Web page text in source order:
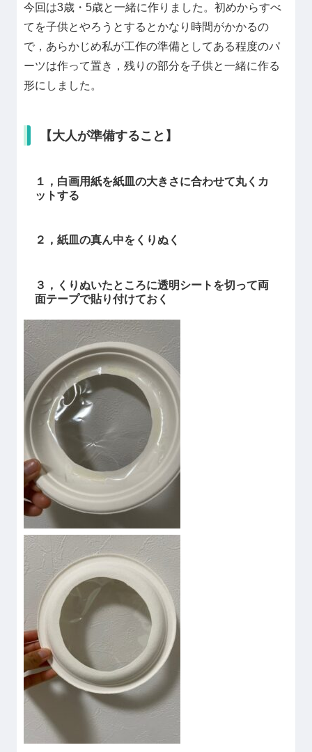
今回は3歳・5歳と一緒に作りました。初めからすべ
てを子供とやろうとするとかなり時間がかかるの
で，あらかじめ私が工作の準備としてある程度のパ
ーツは作って置き，残りの部分を子供と一緒に作る
形にしました。
【大人が準備すること】
１，白画用紙を紙皿の大きさに合わせて丸くカ
ットする
２，紙皿の真ん中をくりぬく
３，くりぬいたところに透明シートを切って両
面テープで貼り付けておく